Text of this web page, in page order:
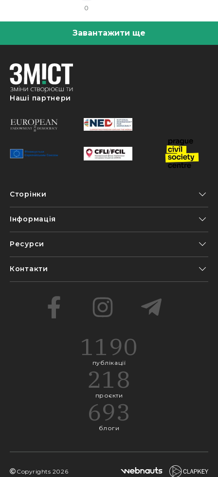
0
Завантажити ще
Наші партнери
Сторінки
Інформація
Ресурси
Контакти
1190
публікації
218
проєкти
693
блоги
Copyrights 2026